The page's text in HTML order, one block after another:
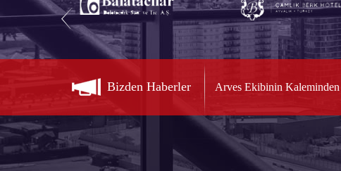
Bizden Haberler Arves Ekibinin Kaleminden